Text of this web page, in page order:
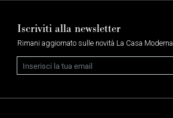
Iscriviti alla newsletter
Rimani aggiornato sulle novità La Casa Moderna
Email